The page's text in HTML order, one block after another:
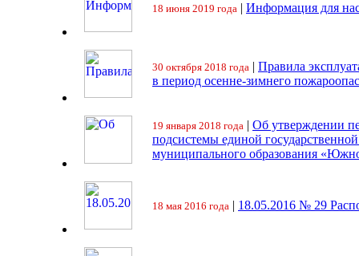
18 июня 2019 года | Информация для
30 октября 2018 года | Правила
в период осенне-зимнего
19 января 2018 года | Об утверждении
подсистемы единой
муниципального образования
18 мая 2016 года | 18.05.2016 № 29